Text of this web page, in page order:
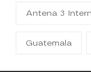
Antena 3
Guatemala